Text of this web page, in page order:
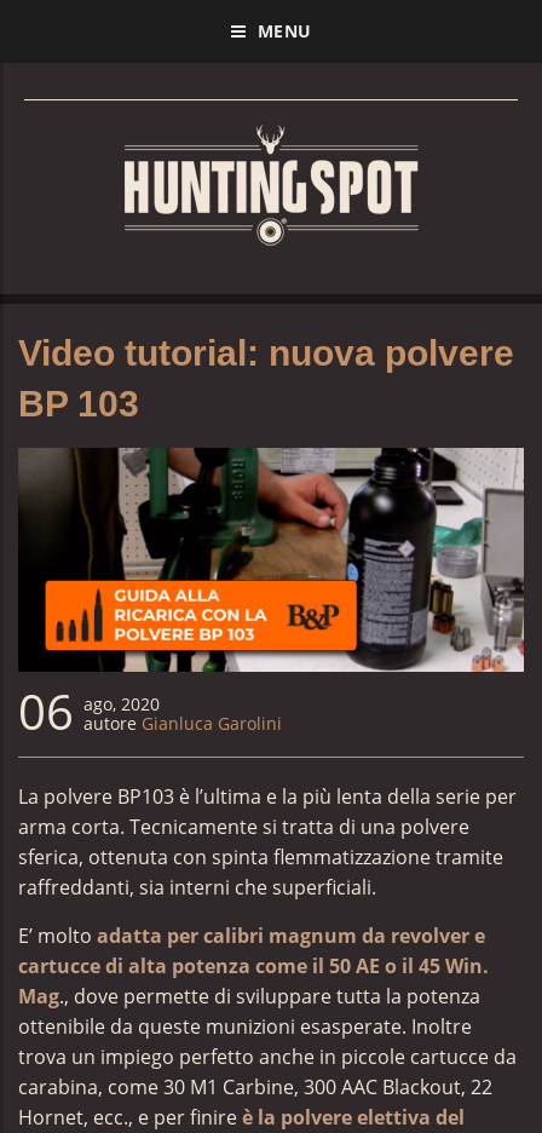
MENU
Video tutorial: nuova polvere
BP 103
06 ago, 2020
autore Gianluca Garolini
La polvere BP103 è l’ultima e la più lenta della serie per
arma corta. Tecnicamente si tratta di una polvere
sferica, ottenuta con spinta flemmatizzazione tramite
raffreddanti, sia interni che superficiali.
E’ molto adatta per calibri magnum da revolver e
cartucce di alta potenza come il 50 AE o il 45 Win.
Mag., dove permette di sviluppare tutta la potenza
ottenibile da queste munizioni esasperate. Inoltre
trova un impiego perfetto anche in piccole cartucce da
carabina, come 30 M1 Carbine, 300 AAC Blackout, 22
Hornet, ecc., e per finireè la polvere elettiva del